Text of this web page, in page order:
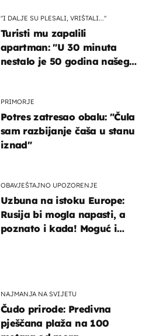
"I DALJE SU PLESALI, VRIŠTALI..."
Turisti mu zapalili
apartman: "U 30 minuta
nestalo je 50 godina našeg
PRIMORJE
Potres zatresao obalu: "Čula
sam razbijanje čaša u stanu
iznad"
OBAVJEŠTAJNO UPOZORENJE
Uzbuna na istoku Europe:
Rusija bi mogla napasti, a
poznato i kada! Moguć i
NAJMANJA NA SVIJETU
Čudo prirode: Predivna
pješčana plaža na 100